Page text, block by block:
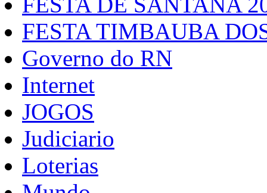
FESTA TIMBAUBA
Governo do RN
Internet
JOGOS
Judiciario
Loterias